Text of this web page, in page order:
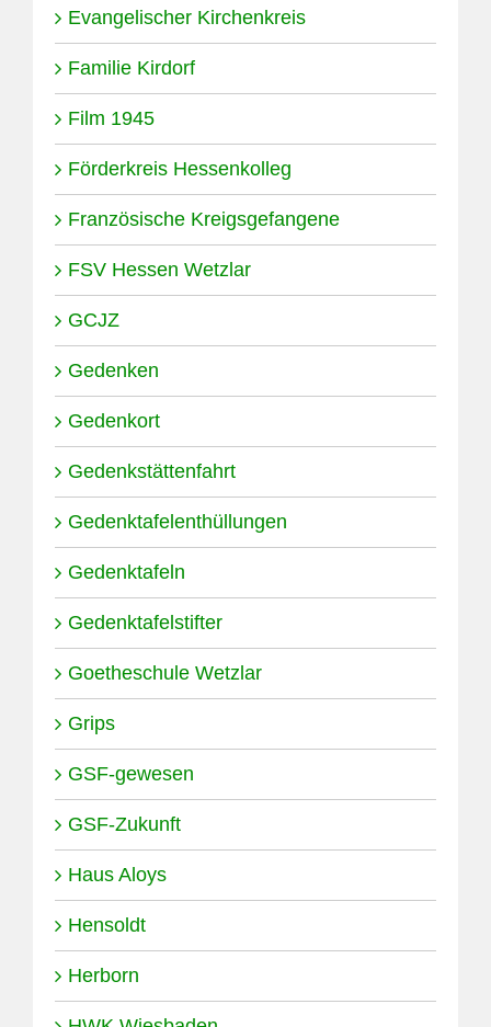
Evangelischer Kirchenkreis
Familie Kirdorf
Film 1945
Förderkreis Hessenkolleg
Französische Kreigsgefangene
FSV Hessen Wetzlar
GCJZ
Gedenken
Gedenkort
Gedenkstättenfahrt
Gedenktafelenthüllungen
Gedenktafeln
Gedenktafelstifter
Goetheschule Wetzlar
Grips
GSF-gewesen
GSF-Zukunft
Haus Aloys
Hensoldt
Herborn